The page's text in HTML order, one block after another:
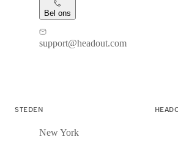
Bel ons
support@headout.com
STEDEN
New York